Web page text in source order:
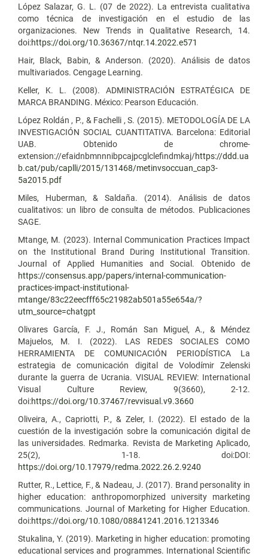
López Salazar, G. L. (07 de 2022). La entrevista cualitativa
como técnica de investigación en el estudio de las
organizaciones. New Trends in Qualitative Research, 14.
doi:https://doi.org/10.36367/ntqr.14.2022.e571
Hair, Black, Babin, & Anderson. (2020). Análisis de datos
multivariados. Cengage Learning.
Keller, K. L. (2008). ADMINISTRACIÓN ESTRATÉGICA DE
MARCA BRANDING. México: Pearson Educación.
López Roldán , P., & Fachelli , S. (2015). METODOLOGÍA DE LA
INVESTIGACIÓN SOCIAL CUANTITATIVA. Barcelona: Editorial
UAB. Obtenido de chrome-
extension://efaidnbmnnnibpcajpcglclefindmkaj/https://ddd.ua
b.cat/pub/caplli/2015/131468/metinvsoccuan_cap3-
5a2015.pdf
Miles, Huberman, & Saldaña. (2014). Análisis de datos
cualitativos: un libro de consulta de métodos. Publicaciones
SAGE.
Mtange, M. (2023). Internal Communication Practices Impact
on the Institutional Brand During Institutional Transition.
Journal of Applied Humanities and Social. Obtenido de
https://consensus.app/papers/internal-communication-
practices-impact-institutional-
mtange/83c22eecfff65c21982ab501a55e654a/?
utm_source=chatgpt
Olivares García, F. J., Román San Miguel, A., & Méndez
Majuelos, M. I. (2022). LAS REDES SOCIALES COMO
HERRAMIENTA DE COMUNICACIÓN PERIODÍSTICA La
estrategia de comunicación digital de Volodímir Zelenski
durante la guerra de Ucrania. VISUAL REVIEW: International
Visual Culture Review, 9(3660), 2-12.
doi:https://doi.org/10.37467/revvisual.v9.3660
Oliveira, A., Capriotti, P., & Zeler, I. (2022). El estado de la
cuestión de la investigación sobre la comunicación digital de
las universidades. Redmarka. Revista de Marketing Aplicado,
25(2), 1-18. doi:DOI:
https://doi.org/10.17979/redma.2022.26.2.9240
Rutter, R., Lettice, F., & Nadeau, J. (2017). Brand personality in
higher education: anthropomorphized university marketing
communications. Journal of Marketing for Higher Education.
doi:https://doi.org/10.1080/08841241.2016.1213346
Stukalina, Y. (2019). Marketing in higher education: promoting
educational services and programmes. International Scientific